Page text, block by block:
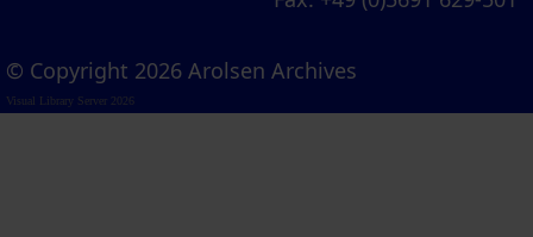
© Copyright 2026 Arolsen Archives
Visual Library Server 2026